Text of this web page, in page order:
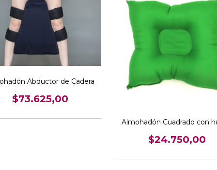
Abductor de Cadera
$73.625,00
Almohadón Cuadrado con
$24.750,00